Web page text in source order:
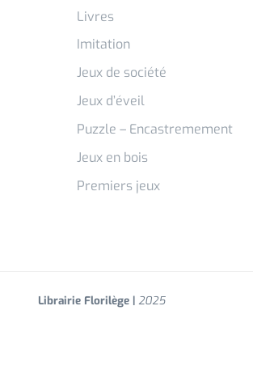
Livres
Imitation
Jeux de société
Jeux d’éveil
Puzzle – Encastremement
Jeux en bois
Premiers jeux
Librairie Florilège | 2025